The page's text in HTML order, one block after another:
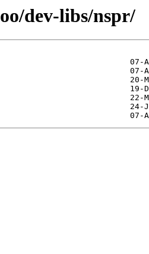
dev-libs/nspr/